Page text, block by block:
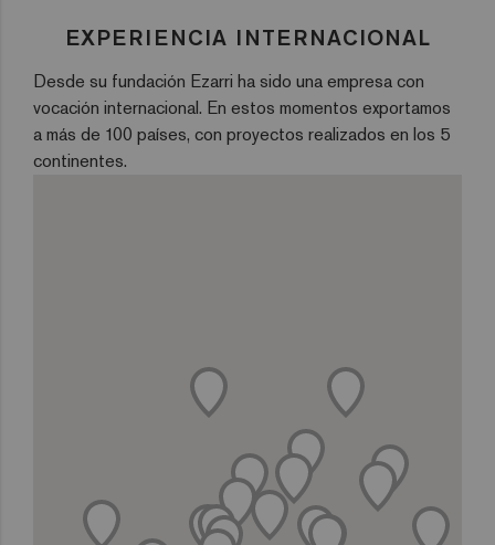
EXPERIENCIA INTERNACIONAL
Desde su fundación Ezarri ha sido una empresa con
vocación internacional. En estos momentos exportamos
a más de 100 países, con proyectos realizados en los 5
continentes.